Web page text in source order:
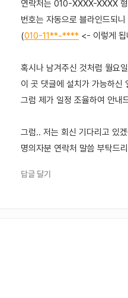
연락처는 010-XXXX-XXXX
번호는 자동으로 블라인드되
(010-11**-**** <- 이렇게 됩
혹시나 남겨주신 것처럼 월요
이 곳 댓글에 설치가 가능하신
그럼 제가 일정 조율하여 안내
그럼.. 저는 회신 기다리고 있
명의자분 연락처 말씀 부탁드
답글 달기